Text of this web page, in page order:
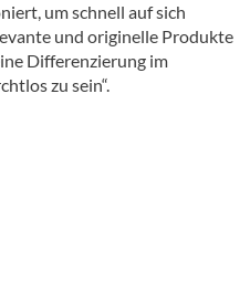
um schnell auf sich
und originelle Produkte
Differenzierung im
zu sein“.